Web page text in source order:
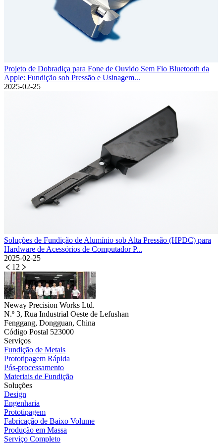
Projeto de Dobradiça para Fone de Ouvido Sem Fio Bluetooth da
Apple: Fundição sob Pressão e Usinagem...
2025-02-25
Soluções de Fundição de Alumínio sob Alta Pressão (HPDC) para
Hardware de Acessórios de Computador P...
2025-02-25
1 2
Neway Precision Works Ltd.
N.º 3, Rua Industrial Oeste de Lefushan
Fenggang, Dongguan, China
Código Postal 523000
Serviços
Fundição de Metais
Prototipagem Rápida
Pós-processamento
Materiais de Fundição
Soluções
Design
Engenharia
Prototipagem
Fabricação de Baixo Volume
Produção em Massa
Serviço Completo